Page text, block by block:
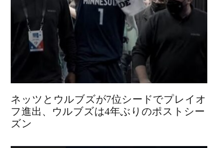
ネッツとウルブズが7位シードでプレイオ
フ進出、ウルブズは4年ぶりのポストシー
ズン